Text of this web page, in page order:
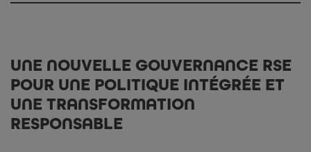
UNE NOUVELLE GOUVERNANCE RSE
POUR UNE POLITIQUE INTÉGRÉE ET
UNE TRANSFORMATION
RESPONSABLE